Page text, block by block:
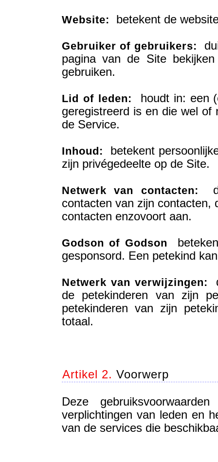
Website: betekent de
Gebruiker of gebruikers:
pagina van de Site
gebruiken.
Lid of leden: houdt in: een
geregistreerd is en die wel
de Service.
Inhoud: betekent
zijn privégedeelte op de Site.
Netwerk van contacten:
contacten van zijn contacten,
contacten enzovoort aan.
Godson of Godson
gesponsord. Een petekind
Netwerk van verwijzingen:
de petekinderen van zijn
petekinderen van zijn
totaal.
Artikel 2. Voorwerp
Deze
verplichtingen van leden en
van de services die